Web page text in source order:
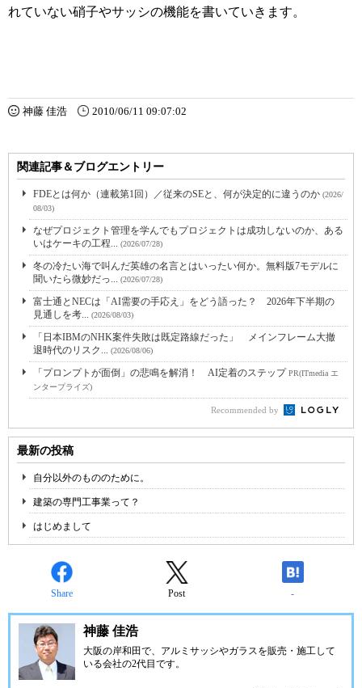
れていない硝子やサッシの機能を書いていきます。
神藤 佳浩 2010/06/11 09:07:02
関連記事＆ブログエントリー
FDEとは何か（連載第1回）／従来のSEと、何が決定的に違うのか (2026/
08/03)
なぜプロジェクト管理を学んでもプロジェクトは成功しないのか、ある
いはケーキの工程... (2026/07/28)
冬の冷たい海で叫んだ英雄の名言とはいったい何か。無料版7モデルに
聞いたら微妙だっ... (2026/07/28)
富士通とNECは「AI需要の手応え」をどう語った？ 2026年下半期の
見通しを考... (2026/08/03)
「日本IBMのNHK案件失敗は既定路線だった」 メインフレーム大撤
退時代のリスク... (2026/08/06)
「プロンプトが面倒」の悲鳴を解消！ AI定着のステップPR(ITmedia エ
ンタープライズ)
Recommended by
最新の投稿
自分以外のもののために。
建築の専門工事業って？
はじめまして
Share Post -
神藤 佳浩
大阪の岸和田で、アルミサッシやガラスを販売・施工して
いる会社の2代目です。